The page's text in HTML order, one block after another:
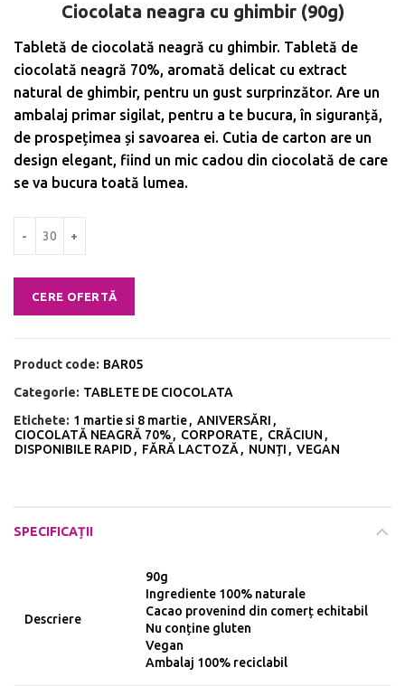
Ciocolata neagra cu ghimbir (90g)
Tabletă de ciocolată neagră cu ghimbir. Tabletă de
ciocolată neagră 70%, aromată delicat cu extract
natural de ghimbir, pentru un gust surprinzător. Are un
ambalaj primar sigilat, pentru a te bucura, în siguranță,
de prospețimea și savoarea ei. Cutia de carton are un
design elegant, fiind un mic cadou din ciocolată de care
se va bucura toată lumea.
CERE OFERTĂ
Product code: BAR05
Categorie: TABLETE DE CIOCOLATA
Etichete: 1 martie si 8 martie, ANIVERSĂRI ,
CIOCOLATĂ NEAGRĂ 70%, CORPORATE, CRĂCIUN ,
DISPONIBILE RAPID , FĂRĂ LACTOZĂ, NUNȚI , VEGAN
SPECIFICAȚII
Descriere
90g
Ingrediente 100% naturale
Cacao provenind din comerț echitabil
Nu conține gluten
Vegan
Ambalaj 100% reciclabil